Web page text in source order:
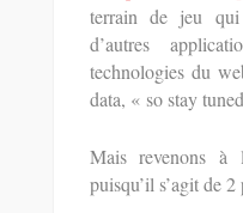
terrain de jeu
d’autres
technologies du
data, « so stay
Mais revenons à
puisqu’il s’agit de 2